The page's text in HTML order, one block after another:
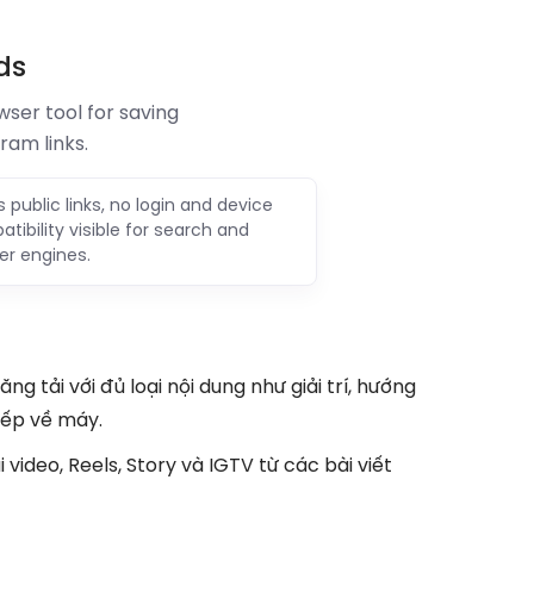
tool for saving
links.
public links, no login and device
visible for search and
engines.
tải với đủ loại nội dung như giải trí, hướng
về máy.
Reels, Story và IGTV từ các bài viết